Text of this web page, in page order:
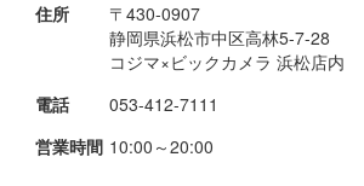
住所
〒430-0907
静岡県浜松市中区高林5-7-28
コジマ×ビックカメラ 浜松店内
電話
053-412-7111
営業時間 10:00～20:00